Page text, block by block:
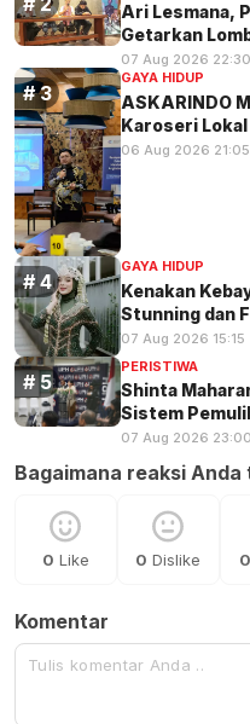
Ari Lesmana,
Getarkan
07 Aug 2026 22:30
GAYA HIDUP
ASKARINDO
Karoseri Lokal
06 Aug 2026 21:05
GAYA HIDUP
Kenakan
Stunning dan
07 Aug 2026 15:15
PERISTIWA
Shinta
Sistem
07 Aug 2026 23:00
Bagaimana reaksi
0 Like 0 Dislike 0
Komentar